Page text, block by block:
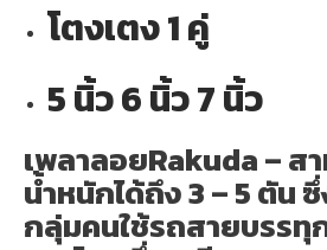
โตงเตง 1 คู่
5 นิ้ว 6 นิ้ว 7 นิ้ว
เพลาลอยRakuda – ส
น้ำหนักได้ถึง 3 – 5 ตัน
กลุ่มคนใช้รถสายบรรทุ